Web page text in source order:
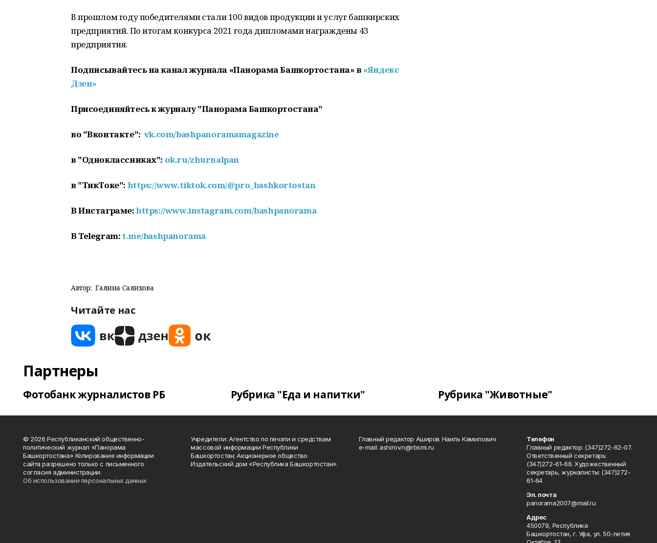
В прошлом году победителями стали 100 видов продукции и услуг башкирских
предприятий. По итогам конкурса 2021 года дипломами награждены 43
предприятия.
Подписывайтесь на канал журнала «Панорама Башкортостана» в «Яндекс
Дзен»
Присоединяйтесь к журналу "Панорама Башкортостана"
во "Вконтакте": vk.com/bashpanoramamagazine
в "Одноклассниках": ok.ru/zhurnalpan
в "ТикТоке": https://www.tiktok.com/@pro_bashkortostan
В Инстаграме:https://www.instagram.com/bashpanorama
В Telegram:t.me/bashpanorama
Автор: Галина Салихова
Читайте нас
Партнеры
Фотобанк журналистов РБ Рубрика "Еда и напитки" Рубрика "Животные"
© 2026 Республиканский общественно-
политический журнал «Панорама
Башкортостана» Копирование информации
сайта разрешено только с письменного
согласия администрации.
Об использовании персональных данных
Учредители: Агентство по печати и средствам
массовой информации Республики
Башкортостан; Акционерное общество
Издательский дом «Республика Башкортостан».
Главный редактор Аширов Наиль Камилович
e-mail: ashirov.n@rbsmi.ru
Телефон
Главный редактор: (347)272-62-07.
Ответственный секретарь:
(347)272-61-66. Художественный
секретарь, журналисты: (347)272-
61-64
Эл. почта
panorama2007@mail.ru
Адрес
450079, Республика
Башкортостан, г. Уфа, ул. 50-летия